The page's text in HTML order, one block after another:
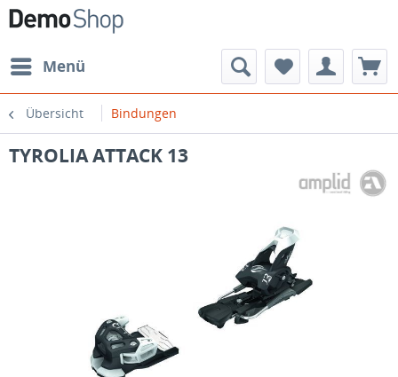
Menü
Übersicht Bindungen
TYROLIA ATTACK 13